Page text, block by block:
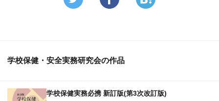
学校保健・安全実務研究会の作品
学校保健実務必携 新訂版(第3次改訂版)